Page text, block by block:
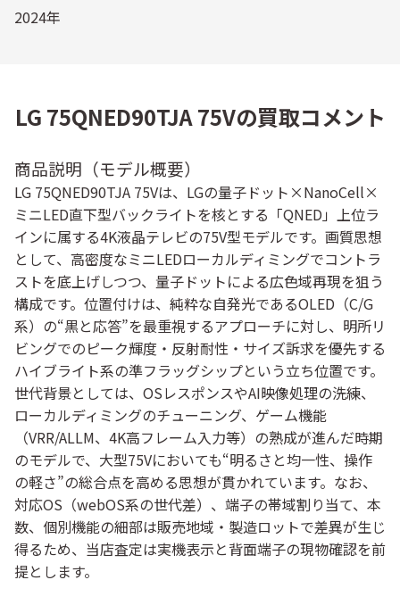
2024年
LG 75QNED90TJA 75Vの買取コメント
商品説明（モデル概要）
LG 75QNED90TJA 75Vは、LGの量子ドット×NanoCell×
ミニLED直下型バックライトを核とする「QNED」上位ラ
インに属する4K液晶テレビの75V型モデルです。画質思想
として、 高密度なミニLEDローカルディミングでコントラ
ストを底上げしつつ、量子ドットによる広色域再現を狙う
構成です。位置付けは、純粋な自発光であるOLED（C/G
系）の“黒と応答”を最重視するアプローチに対し、明所リ
ビングでのピーク輝度・反射耐性・サイズ訴求を優先する
ハイブライト系の準フラッグシップという立ち位置です。
世代背景としては、OSレスポンスやAI映像処理の洗練、
ローカルディミングのチューニング、ゲーム機能
（VRR/ALLM、4K高フレーム入力等）の熟成が進んだ時期
のモデルで、 大型75Vにおいても“明るさと均一性、操作
の軽さ”の総合点を高める思想が貫かれています。なお、
対応OS（webOS系の世代差）、端子の帯域割り当て、本
数、個別機能の細部は販売地域・製造ロットで差異が生じ
得るため、当店査定は実機表示と背面端子の現物確認を前
提とします。